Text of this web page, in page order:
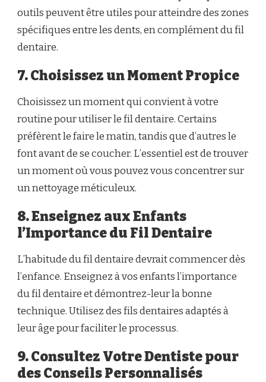
outils peuvent être utiles pour atteindre des zones
spécifiques entre les dents, en complément du fil
dentaire.
7. Choisissez un Moment Propice
Choisissez un moment qui convient à votre
routine pour utiliser le fil dentaire. Certains
préfèrent le faire le matin, tandis que d’autres le
font avant de se coucher. L’essentiel est de trouver
un moment où vous pouvez vous concentrer sur
un nettoyage méticuleux.
8. Enseignez aux Enfants
l’Importance du Fil Dentaire
L’habitude du fil dentaire devrait commencer dès
l’enfance. Enseignez à vos enfants l’importance
du fil dentaire et démontrez-leur la bonne
technique. Utilisez des fils dentaires adaptés à
leur âge pour faciliter le processus.
9. Consultez Votre Dentiste pour
des Conseils Personnalisés